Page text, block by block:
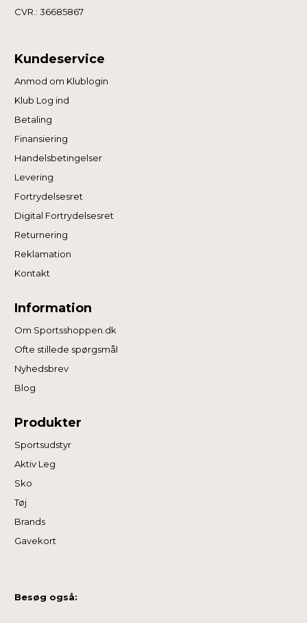
CVR.: 36685867
Kundeservice
Anmod om Klublogin
Klub Log ind
Betaling
Finansiering
Handelsbetingelser
Levering
Fortrydelsesret
Digital Fortrydelsesret
Returnering
Reklamation
Kontakt
Information
Om Sportsshoppen.dk
Ofte stillede spørgsmål
Nyhedsbrev
Blog
Produkter
Sportsudstyr
Aktiv Leg
Sko
Tøj
Brands
Gavekort
Besøg også: